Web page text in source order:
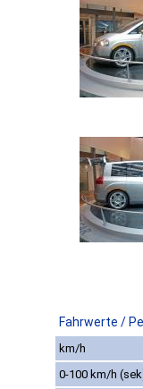
Fahrwerte /
km/h
0-100 km/h